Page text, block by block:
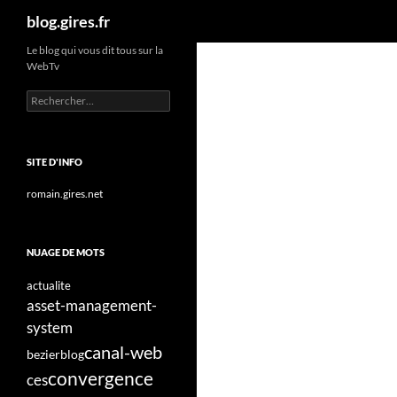
Aller
contenu
blog.gires.fr
Le blog qui vous dit tous sur la
WebTv
Rechercher :
SITE D'INFO
romain.gires.net
NUAGE DE MOTS
actualite
asset-management-
system
bezierblogcanal-web
cesconvergence